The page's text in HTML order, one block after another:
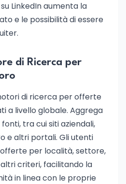
LinkedIn aumenta la
e le possibilità di essere
di Ricerca per
di ricerca per offerte
a livello globale. Aggrega
tra cui siti aziendali,
e altri portali. Gli utenti
per località, settore,
criteri, facilitando la
in linea con le proprie